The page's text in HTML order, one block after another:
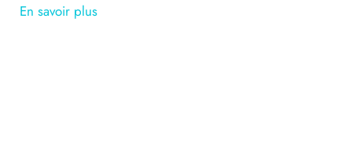
En savoir plus